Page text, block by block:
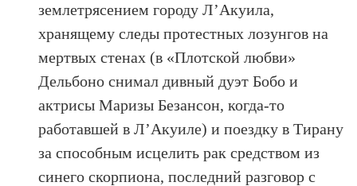
землетрясением городу Л’Акуила,
хранящему следы протестных лозунгов на
мертвых стенах (в «Плотской любви»
Дельбоно снимал дивный дуэт Бобо и
актрисы Маризы Безансон, когда-то
работавшей в Л’Акуиле) и поездку в Тирану
за способным исцелить рак средством из
синего скорпиона, последний разговор с